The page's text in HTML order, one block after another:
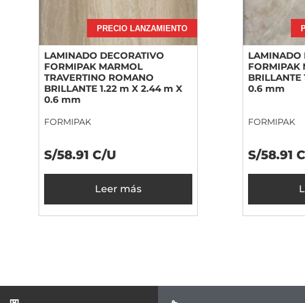
PRECIO LANZAMIENTO
LAMINADO DECORATIVO
FORMIPAK MARMOL
TRAVERTINO ROMANO
BRILLANTE 1.22 m X 2.44 m X
0.6 mm
FORMIPAK
S/58.91 C/U
Leer más
LAMINADO
FORMIPAK
0.6 mm
FORMIPAK
S/58.91